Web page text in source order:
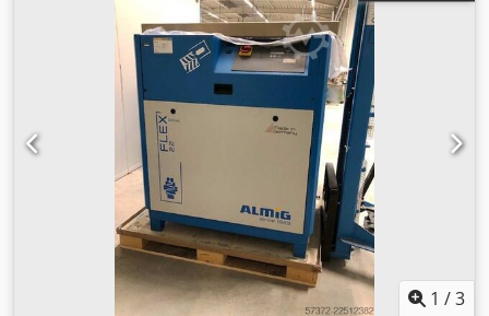
1 /3